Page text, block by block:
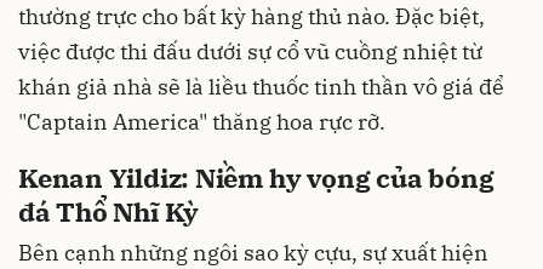
thường trực cho bất kỳ hàng thủ nào. Đặc biệt,
việc được thi đấu dưới sự cổ vũ cuồng nhiệt từ
khán giả nhà sẽ là liều thuốc tinh thần vô giá để
"Captain America" thăng hoa rực rỡ.
Kenan Yildiz: Niềm hy vọng của bóng
đá Thổ Nhĩ Kỳ
Bên cạnh những ngôi sao kỳ cựu, sự xuất hiện